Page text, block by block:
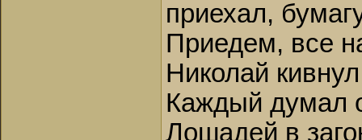
приехал,
Приедем, все
Николай
Каждый думал
Лошадей в